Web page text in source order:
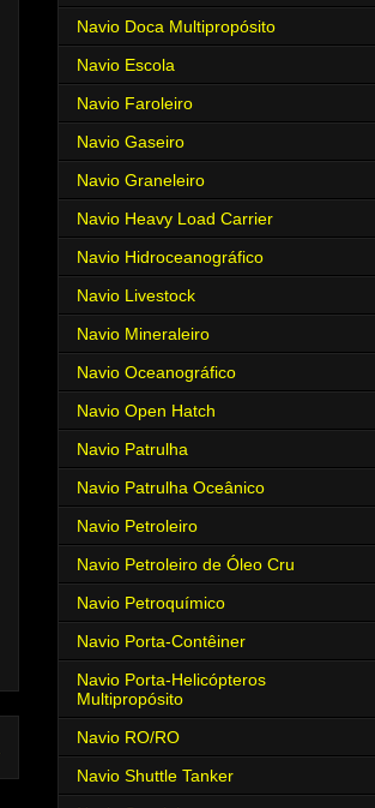
Navio Doca Multipropósito
Navio Escola
Navio Faroleiro
Navio Gaseiro
Navio Graneleiro
Navio Heavy Load Carrier
Navio Hidroceanográfico
Navio Livestock
Navio Mineraleiro
Navio Oceanográfico
Navio Open Hatch
Navio Patrulha
Navio Patrulha Oceânico
Navio Petroleiro
Navio Petroleiro de Óleo Cru
Navio Petroquímico
Navio Porta-Contêiner
Navio Porta-Helicópteros
Multipropósito
Navio RO/RO
Navio Shuttle Tanker